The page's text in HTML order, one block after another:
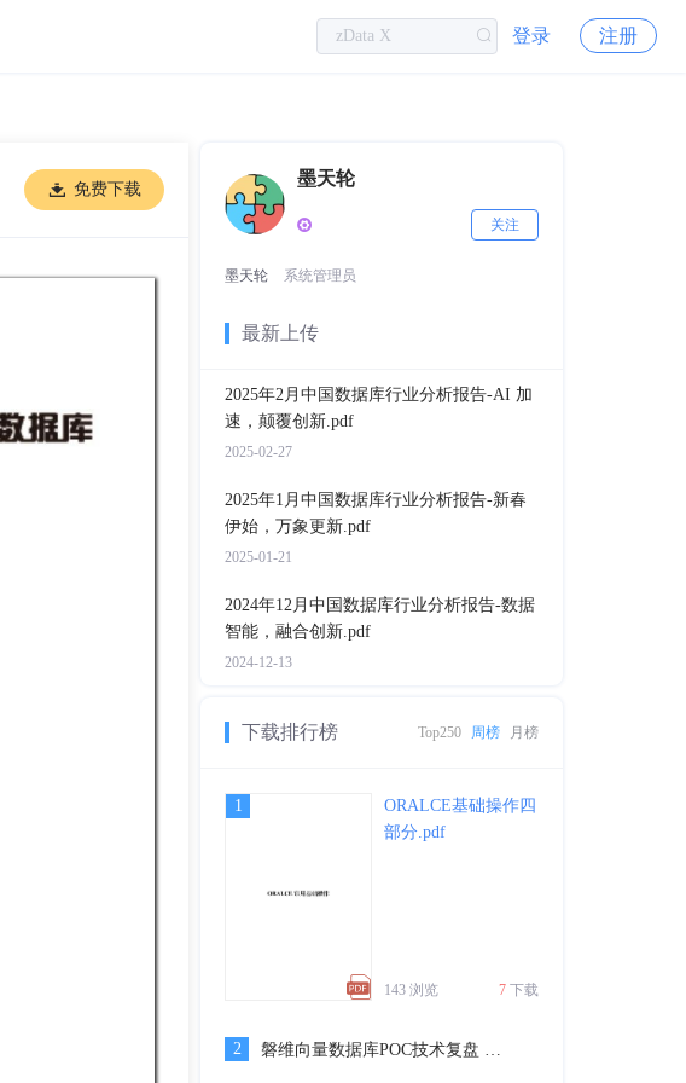
登录 注册
免费下载
墨天轮
关注
墨天轮 系统管理员
最新上传
2025年2月中国数据库行业分析报告-AI 加
速，颠覆创新.pdf
2025-02-27
2025年1月中国数据库行业分析报告-新春
伊始，万象更新.pdf
2025-01-21
2024年12月中国数据库行业分析报告-数据
智能，融合创新.pdf
2024-12-13
下载排行榜 Top250 周榜 月榜
1
ORALCE基础操作四
部分.pdf
143 浏览 7 下载
2 磐维向量数据库POC技术复盘 - 廖辰光.pptx